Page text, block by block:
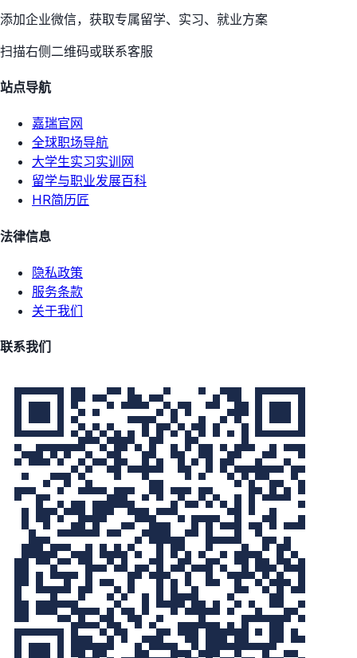
添加企业微信，获取专属留学、实习、就业方案
扫描右侧二维码或联系客服
站点导航
嘉瑞官网
全球职场导航
大学生实习实训网
留学与职业发展百科
HR简历匠
法律信息
隐私政策
服务条款
关于我们
联系我们